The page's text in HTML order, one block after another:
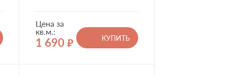
Цена за
кв.м.:
1 690 руб.
КУПИТЬ